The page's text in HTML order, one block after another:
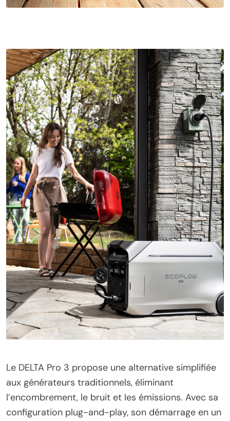
Le DELTA Pro 3 propose une alternative simplifiée
aux générateurs traditionnels, éliminant
l’encombrement, le bruit et les émissions. Avec sa
configuration plug-and-play, son démarrage en un